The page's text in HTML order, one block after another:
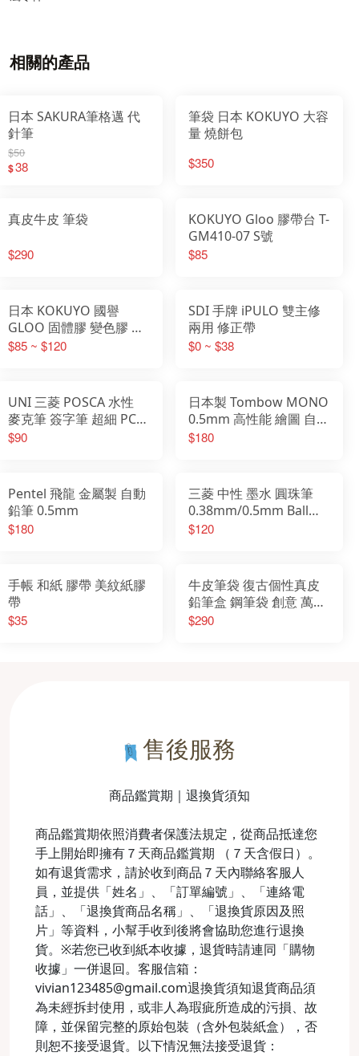
相關的產品
日本 SAKURA筆格邁 代
針筆
$50
$38
筆袋 日本 KOKUYO 大容
量 燒餅包
$350
真皮牛皮 筆袋
$290
KOKUYO Gloo 膠帶台 T-
GM410-07 S號
$85
日本 KOKUYO 國譽
GLOO 固體膠 變色膠 直
角膠
$85 ~ $120
SDI 手牌 iPULO 雙主修
兩用 修正帶
$0 ~ $38
UNI 三菱 POSCA 水性
麥克筆 簽字筆 超細 PC-
3M 級細PC-1M
$90
日本製 Tombow MONO
0.5mm 高性能 繪圖 自動
鉛筆 DPA-162A
$180
Pentel 飛龍 金屬製 自動
鉛筆 0.5mm
$180
三菱 中性 墨水 圓珠筆
0.38mm/0.5mm Ball
Uniball One
$120
手帳 和紙 膠帶 美紋紙膠
帶
$35
牛皮筆袋 復古個性真皮
鉛筆盒 鋼筆袋 創意 萬用
筆袋 真皮牛皮筆盒 文青
$290
售後服務
商品鑑賞期｜退換貨須知
商品鑑賞期依照消費者保護法規定，從商品抵達您
手上開始即擁有７天商品鑑賞期 （７天含假日）。
如有退貨需求，請於收到商品７天內聯絡客服人
員，並提供「姓名」、「訂單編號」、「連絡電
話」、「退換貨商品名稱」、「退換貨原因及照
片」等資料，小幫手收到後將會協助您進行退換
貨。※若您已收到紙本收據，退貨時請連同「購物
收據」一併退回。客服信箱：
vivian123485@gmail.com退換貨須知退貨商品須
為未經拆封使用，或非人為瑕疵所造成的污損、故
障，並保留完整的原始包裝（含外包裝紙盒），否
則恕不接受退貨。以下情況無法接受退貨：